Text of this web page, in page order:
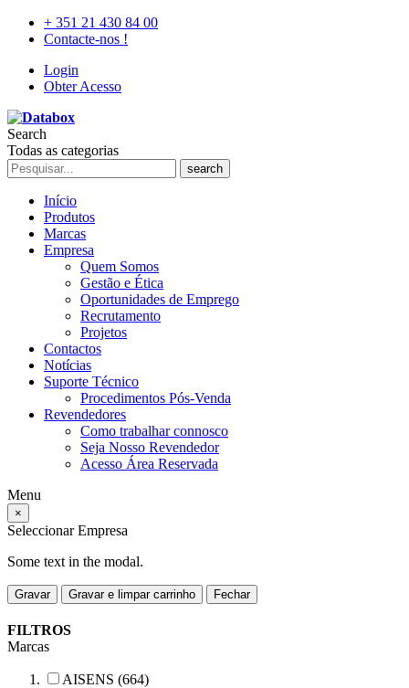
+ 351 21 430 84 00
Contacte-nos !
Login
Obter Acesso
Search
Todas as categorias
search
Início
Produtos
Marcas
Empresa
Quem Somos
Gestão e Ética
Oportunidades de Emprego
Recrutamento
Projetos
Contactos
Notícias
Suporte Técnico
Procedimentos Pós-Venda
Revendedores
Como trabalhar connosco
Seja Nosso Revendedor
Acesso Área Reservada
Menu
×
Seleccionar Empresa
Some text in the modal.
Gravar Gravar e limpar carrinho Fechar
FILTROS
Marcas
AISENS (664)